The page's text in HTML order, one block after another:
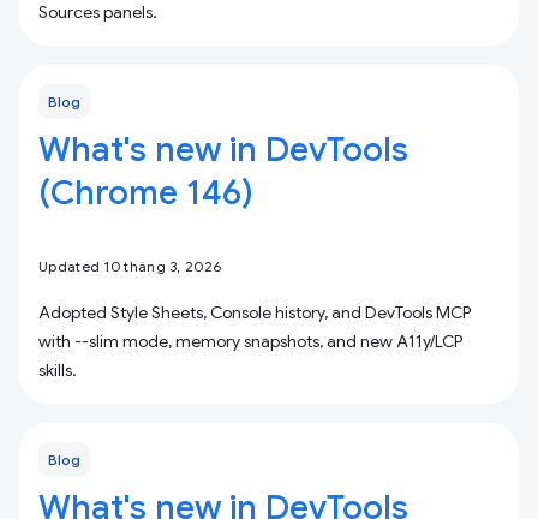
Sources panels.
Blog
What's new in DevTools
(Chrome 146)
Updated 10 tháng 3, 2026
Adopted Style Sheets, Console history, and DevTools MCP
with --slim mode, memory snapshots, and new A11y/LCP
skills.
Blog
What's new in DevTools